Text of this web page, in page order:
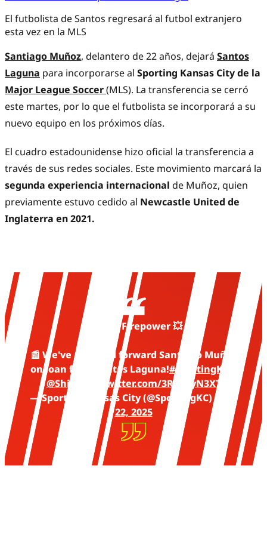
El futbolista de Santos regresará al futbol extranjero
esta vez en la MLS
Santiago Muñoz, delantero de 22 años, dejará Santos
Laguna para incorporarse al Sporting Kansas City de la
Major League Soccer(MLS). La transferencia se cerró
este martes, por lo que el futbolista se incorporará a su
nuevo equipo en los próximos días.
El cuadro estadounidense hizo oficial la transferencia a
través de sus redes sociales. Este movimiento marcará la
segunda experiencia internacional de Muñoz, quien
previamente estuvo cedido al Newcastle United de
Inglaterra en 2021.
Adding Firepower 💥
📰 We've acquired forward Santiago Muñoz
on loan from Santos Laguna!#SportingKC
@Shift4
pic.twitter.com/3R3gkyN3XT
— Sporting Kansas City (@SportingKC)April
22, 2025